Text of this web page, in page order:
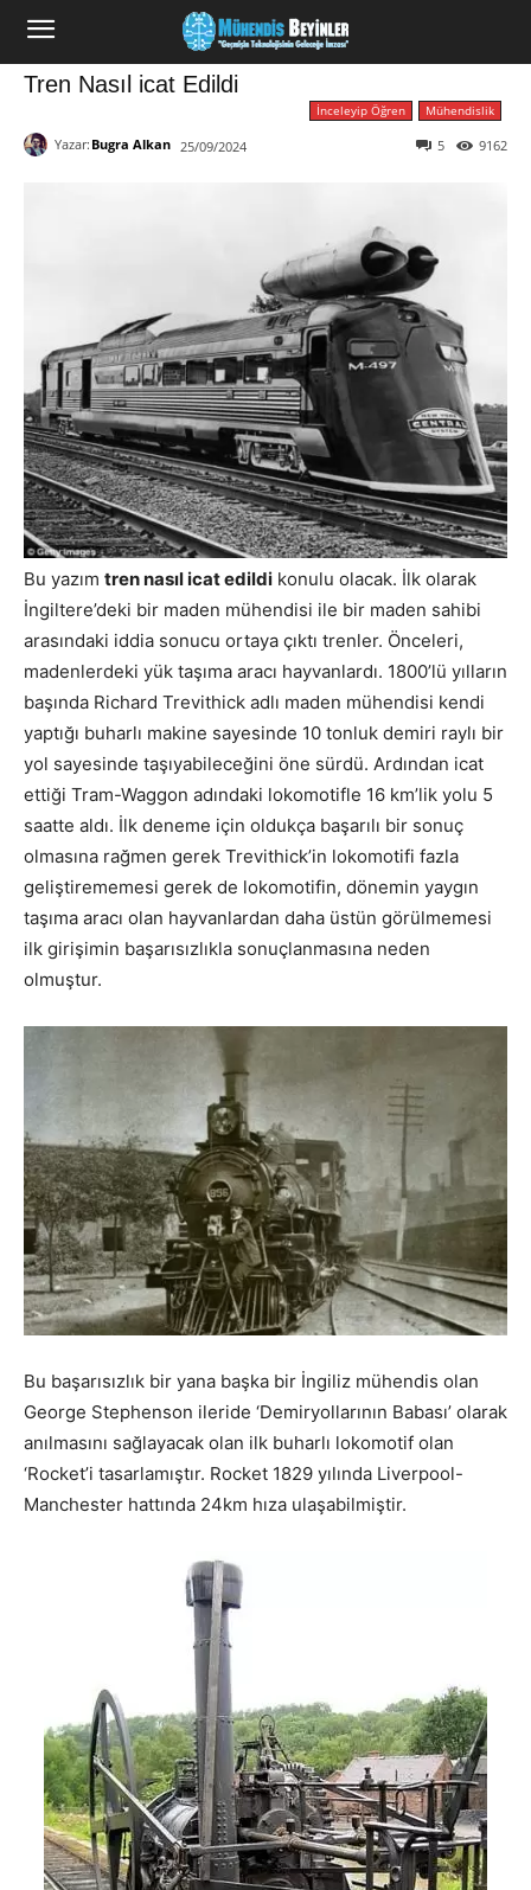
Tren Nasıl icat Edildi
İnceleyip Öğren Mühendislik
Yazar: Bugra Alkan 25/09/2024 9162
5
Bu yazım tren nasıl icat edildi konulu olacak. İlk olarak
İngiltere’deki bir maden mühendisi ile bir maden sahibi
arasındaki iddia sonucu ortaya çıktı trenler. Önceleri,
madenlerdeki yük taşıma aracı hayvanlardı. 1800’lü yılların
başında Richard Trevithick adlı maden mühendisi kendi
yaptığı buharlı makine sayesinde 10 tonluk demiri raylı bir
yol sayesinde taşıyabileceğini öne sürdü. Ardından icat
ettiği Tram-Waggon adındaki lokomotifle 16 km’lik yolu 5
saatte aldı. İlk deneme için oldukça başarılı bir sonuç
olmasına rağmen gerek Trevithick’in lokomotifi fazla
geliştirememesi gerek de lokomotifin, dönemin yaygın
taşıma aracı olan hayvanlardan daha üstün görülmemesi
ilk girişimin başarısızlıkla sonuçlanmasına neden
olmuştur.
Bu başarısızlık bir yana başka bir İngiliz mühendis olan
George Stephenson ileride ‘Demiryollarının Babası’ olarak
anılmasını sağlayacak olan ilk buharlı lokomotif olan
‘Rocket’i tasarlamıştır. Rocket 1829 yılında Liverpool-
Manchester hattında 24km hıza ulaşabilmiştir.